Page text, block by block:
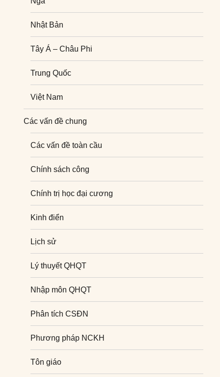
Nghiên cứu quốc tế
Nhật Bản
Tây Á – Châu Phi
Trung Quốc
Việt Nam
Các vấn đề chung
Các vấn đề toàn cầu
Chính sách công
Chính trị học đại cương
Kinh điển
Lịch sử
Lý thuyết QHQT
Nhập môn QHQT
Phân tích CSĐN
Phương pháp NCKH
Tôn giáo